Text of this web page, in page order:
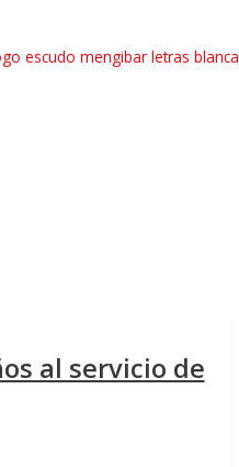
al servicio de